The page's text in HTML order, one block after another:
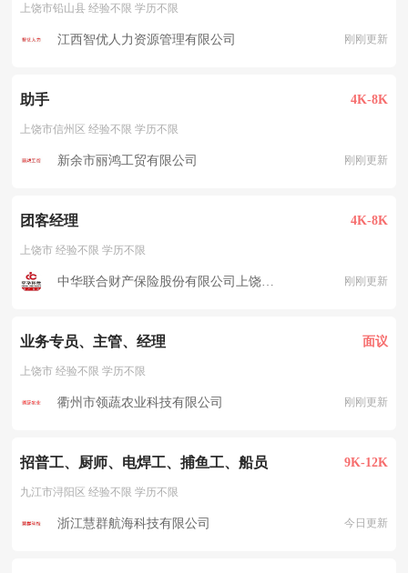
上饶市铅山县 经验不限 学历不限
江西智优人力资源管理有限公司 刚刚更新
助手 4K-8K
上饶市信州区 经验不限 学历不限
新余市丽鸿工贸有限公司 刚刚更新
团客经理 4K-8K
上饶市 经验不限 学历不限
中华联合财产保险股份有限公司上饶中心支公司 刚刚更新
业务专员、主管、经理 面议
上饶市 经验不限 学历不限
衢州市领蔬农业科技有限公司 刚刚更新
招普工、厨师、电焊工、捕鱼工、船员 9K-12K
九江市浔阳区 经验不限 学历不限
浙江慧群航海科技有限公司 今日更新